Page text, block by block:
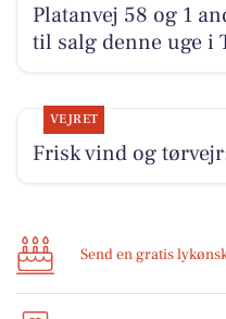
Platanvej 58 og 1
til salg denne uge i
VEJRET
Frisk vind og
Send en gratis